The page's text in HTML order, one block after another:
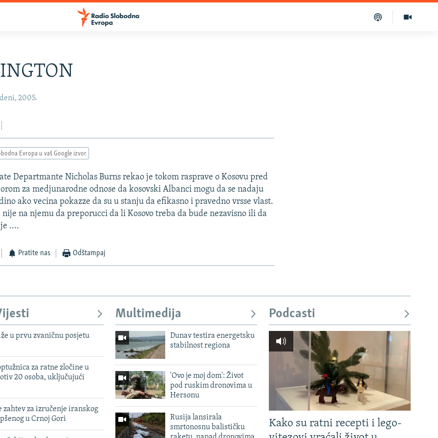
2005.
Evropa u vaš Google izvor
Departmante Nicholas Burns rekao je tokom rasprave o Kosovu pred
za medjunarodne odnose da kosovski Albanci mogu da se nadaju
ako vecina pokazze da su u stanju da efikasno i pravedno vrsse vlast.
nije na njemu da preporucci da li Kosovo treba da bude nezavisno ili da
....
Pratite nas Odštampaj
u prvu zvaničnu posjetu
za ratne zločine u
20 osoba, uključujući
zahtev za izručenje iranskog
u Crnoj Gori
Multimedija
Dunav testira energetsku
stabilnost regiona
'Ovo je moj dom': Život
pod ruskim dronovima u
Hersonu
Rusija lansirala
smrtonosnu balističku
Podcasti
Kako su ratni recepti i lego-